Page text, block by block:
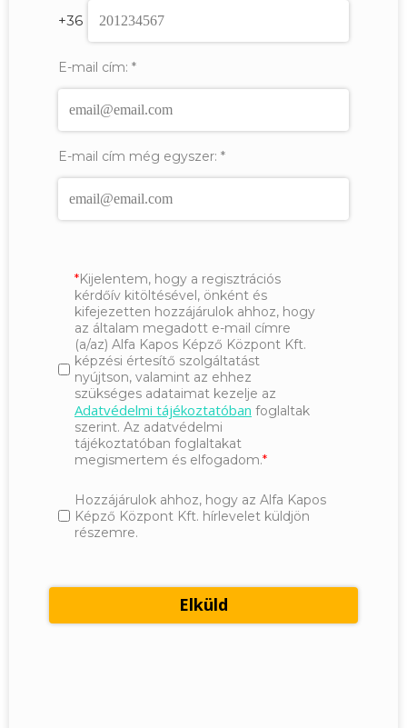
+36
E-mail cím: *
E-mail cím még egyszer: *
Kijelentem, hogy a regisztrációs
kérdőív kitöltésével, önként és
kifejezetten hozzájárulok ahhoz, hogy
az általam megadott e-mail címre
(a/az) Alfa Kapos Képző Központ Kft.
képzési értesítő szolgáltatást
nyújtson, valamint az ehhez
szükséges adataimat kezelje az
Adatvédelmi tájékoztatóban foglaltak
szerint. Az adatvédelmi
tájékoztatóban foglaltakat
megismertem és elfogadom.
Hozzájárulok ahhoz, hogy az Alfa Kapos
Képző Központ Kft. hírlevelet küldjön
részemre.